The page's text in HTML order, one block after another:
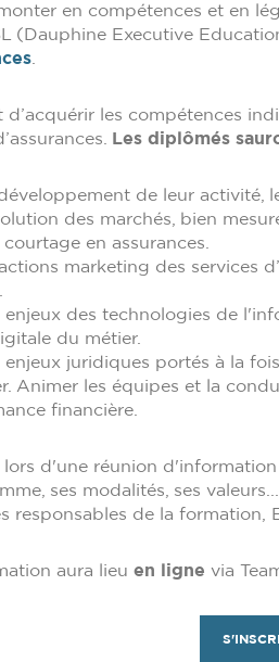
en compétences et en
(Dauphine Executive
d’acquérir les compétences
Les diplômés
de leur activité,
des marchés, bien
en assurances.
marketing des services
des technologies de
du métier.
juridiques portés à la
Animer les équipes et la
financière.
lors d'une réunion
ses modalités, ses
responsables de la formation,
aura lieu en ligne via